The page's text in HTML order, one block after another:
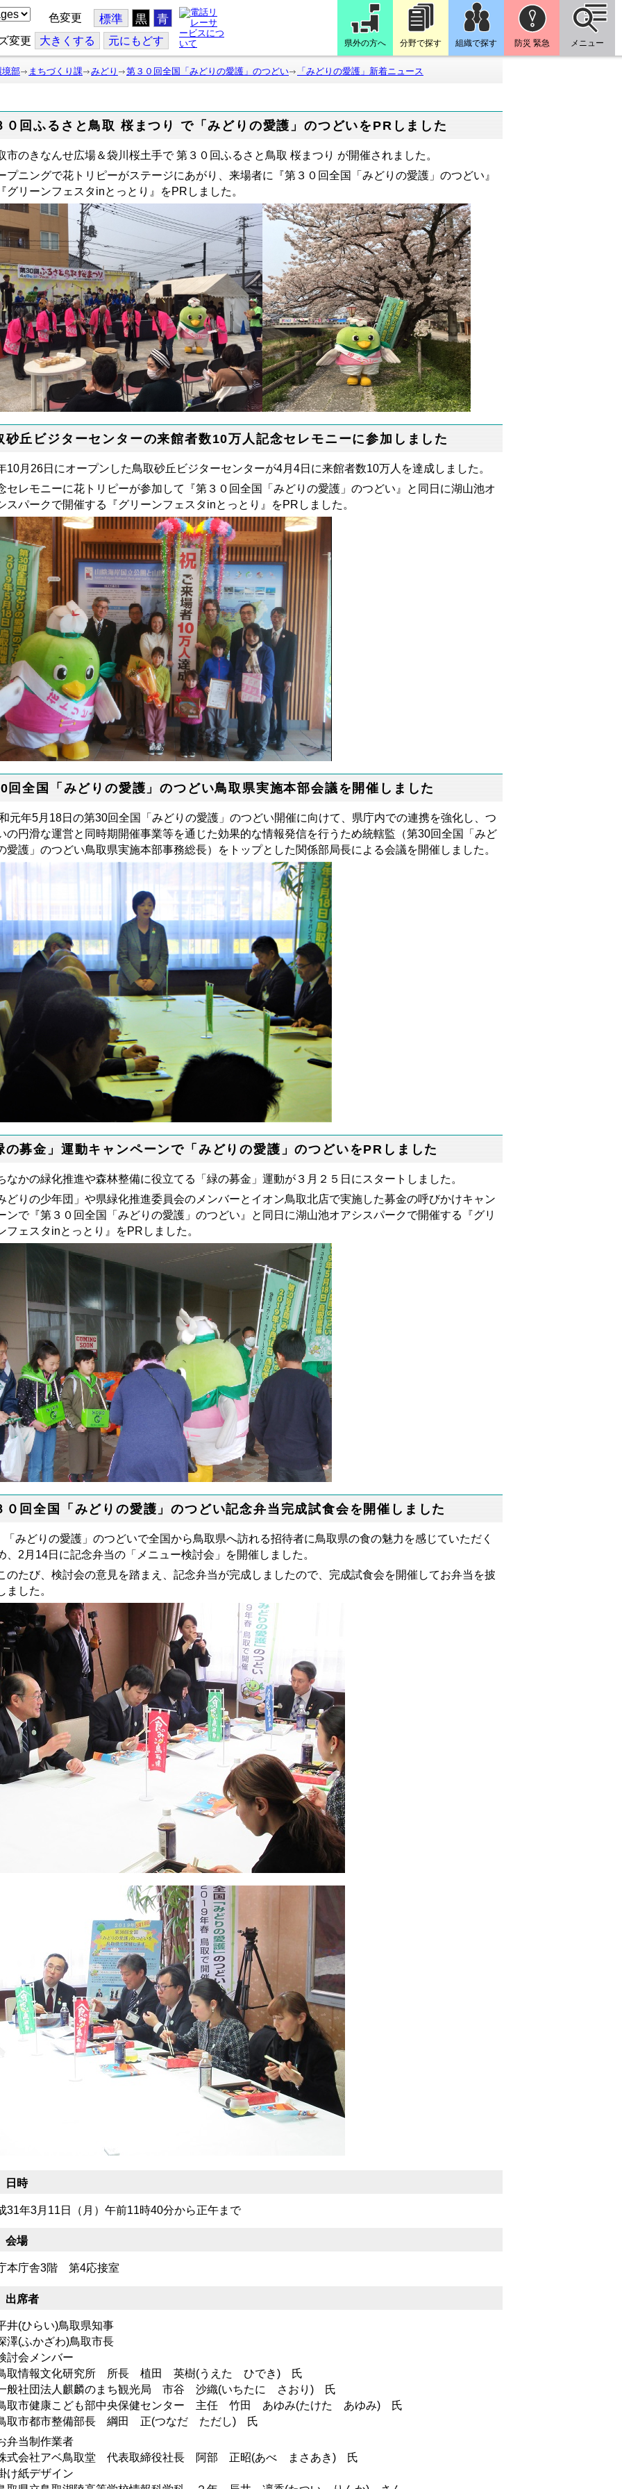
色変更 標準 黒 青
変更 大きくする 元にもどす 県外の方へ 分野で探す 組織で探す 防災 緊急 メニュー
境部 まちづくり課 みどり 第３０回全国「みどりの愛護」のつどい 「みどりの愛護」新着ニュース
０回ふるさと鳥取 桜まつり で「みどりの愛護」のつどいをPRしました
市のきなんせ広場＆袋川桜土手で 第３０回ふるさと鳥取 桜まつり が開催されました。
プニングで花トリピーがステージにあがり、来場者に『第３０回全国「みどりの愛護」のつどい』
グリーンフェスタinとっとり』をPRしました。
砂丘ビジターセンターの来館者数10万人記念セレモニーに参加しました
10月26日にオープンした鳥取砂丘ビジターセンターが4月4日に来館者数10万人を達成しました。
セレモニーに花トリピーが参加して『第３０回全国「みどりの愛護」のつどい』と同日に湖山池オ
スパークで開催する『グリーンフェスタinとっとり』をPRしました。
回全国「みどりの愛護」のつどい鳥取県実施本部会議を開催しました
元年5月18日の第30回全国「みどりの愛護」のつどい開催に向けて、県庁内での連携を強化し、つ
の円滑な運営と同時期開催事業等を通じた効果的な情報発信を行うため統轄監（第30回全国「みど
愛護」のつどい鳥取県実施本部事務総長）をトップとした関係部局長による会議を開催しました。
の募金」運動キャンペーンで「みどりの愛護」のつどいをPRしました
なかの緑化推進や森林整備に役立てる「緑の募金」運動が３月２５日にスタートしました。
どりの少年団」や県緑化推進委員会のメンバーとイオン鳥取北店で実施した募金の呼びかけキャン
ンで『第３０回全国「みどりの愛護」のつどい』と同日に湖山池オアシスパークで開催する『グリ
フェスタinとっとり』をPRしました。
０回全国「みどりの愛護」のつどい記念弁当完成試食会を開催しました
どりの愛護」のつどいで全国から鳥取県へ訪れる招待者に鳥取県の食の魅力を感じていただく
、2月14日に記念弁当の「メニュー検討会」を開催しました。
たび、検討会の意見を踏まえ、記念弁当が完成しましたので、完成試食会を開催してお弁当を披
ました。
時
31年3月11日（月）午前11時40分から正午まで
場
本庁舎3階 第4応接室
席者
井(ひらい)鳥取県知事
澤(ふかざわ)鳥取市長
討会メンバー
情報文化研究所 所長 植田 英樹(うえた ひでき) 氏
社団法人麒麟のまち観光局 市谷 沙織(いちたに さおり) 氏
市健康こども部中央保健センター 主任 竹田 あゆみ(たけた あゆみ) 氏
市都市整備部長 綱田 正(つなだ ただし) 氏
弁当制作業者
会社アベ鳥取堂 代表取締役社長 阿部 正昭(あべ まさあき) 氏
け紙デザイン